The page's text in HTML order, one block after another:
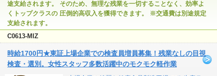
途支給されます。 そのため、無理な残業を一切することなく、効率よ
くトップクラスの 圧倒的高収入を獲得できます。 ※交通費は別途規定
支給されます。
C0613-MIZ
時給1700円★東証上場企業での検査員増員募集！残業なしの目視
検査・選別。女性スタッフ多数活躍中のモクモク軽作業